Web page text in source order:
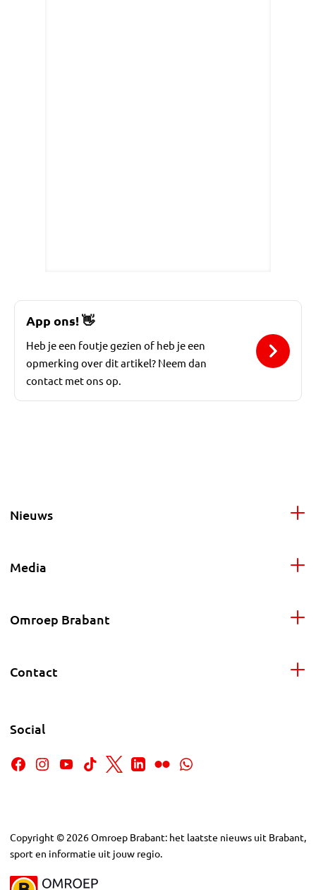
App ons!👋
Heb je een foutje gezien of heb je een
opmerking over dit artikel? Neem dan
contact met ons op.
Nieuws
Media
Omroep Brabant
Contact
Social
Copyright © 2026Omroep Brabant: het laatste nieuws uit Brabant,
sport en informatie uit jouw regio.